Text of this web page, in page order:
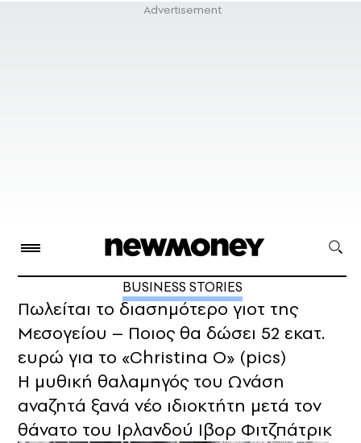
BUSINESS STORIES
Πωλείται το διασημότερο γιοτ της
Μεσογείου – Ποιος θα δώσει 52 εκατ.
ευρώ για το «Christina O» (pics)
Η μυθική θαλαμηγός του Ωνάση
αναζητά ξανά νέο ιδιοκτήτη μετά τον
θάνατο του Ιρλανδού Ιβορ Φιτζπάτρικ